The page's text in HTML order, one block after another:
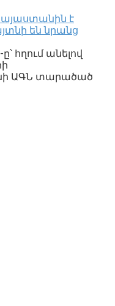
է
են նրանց
հղում անելով
ԱԳՆ տարածած